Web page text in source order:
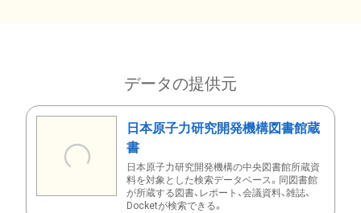
データの提供元
日本原子力研究開発機構図書館蔵
書
日本原子力研究開発機構の中央図書館所蔵資
料を対象とした検索データベース。同図書館
が所蔵する図書、レポート、会議資料、雑誌、
Docketが検索できる。